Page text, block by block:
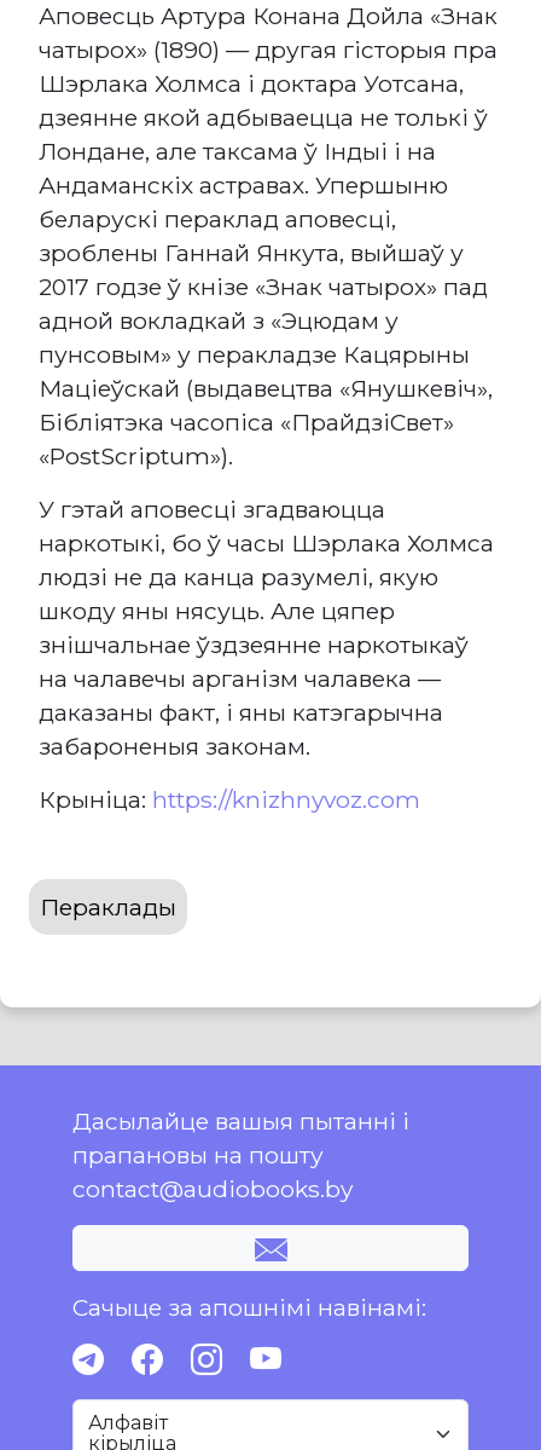
Аповесць Артура Конана Дойла «Знак
чатырох» (1890) — другая гісторыя пра
Шэрлака Холмса і доктара Уотсана,
дзеянне якой адбываецца не толькі ў
Лондане, але таксама ў Індыі і на
Андаманскіх астравах. Упершыню
беларускі пераклад аповесці,
зроблены Ганнай Янкута, выйшаў у
2017 годзе ў кнізе «Знак чатырох» пад
адной вокладкай з «Эцюдам у
пунсовым» у перакладзе Кацярыны
Маціеўскай (выдавецтва «Янушкевіч»,
Бібліятэка часопіса «ПрайдзіСвет»
«PostScriptum»).
У гэтай аповесці згадваюцца
наркотыкі, бо ў часы Шэрлака Холмса
людзі не да канца разумелі, якую
шкоду яны нясуць. Але цяпер
знішчальнае ўздзеянне наркотыкаў
на чалавечы арганізм чалавека —
даказаны факт, і яны катэгарычна
забароненыя законам.
Крыніца: https://knizhnyvoz.com
Пераклады
Дасылайце вашыя пытанні і
прапановы на пошту
contact@audiobooks.by
Сачыце за апошнімі навінамі:
Алфавіт